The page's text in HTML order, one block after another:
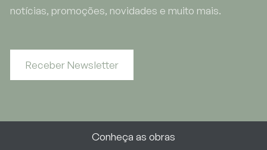
notícias, promoções, novidades e muito mais.
Receber Newsletter
Conheça as obras